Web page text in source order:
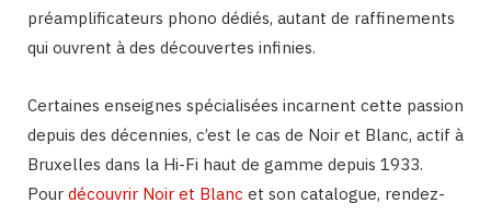
préamplificateurs phono dédiés, autant de raffinements
qui ouvrent à des découvertes infinies.
Certaines enseignes spécialisées incarnent cette passion
depuis des décennies, c’est le cas de Noir et Blanc, actif à
Bruxelles dans la Hi-Fi haut de gamme depuis 1933.
Pour découvrir Noir et Blanc et son catalogue, rendez-